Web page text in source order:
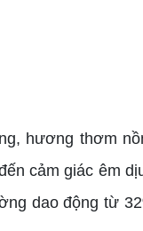
hương thơm
cảm giác êm
dao động từ